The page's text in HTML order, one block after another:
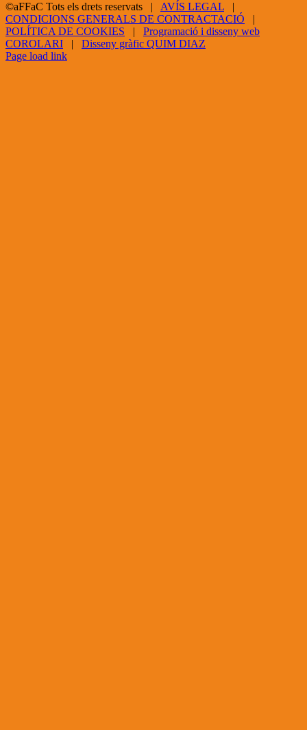
©aFFaC Tots els drets reservats | AVÍS LEGAL |
CONDICIONS GENERALS DE CONTRACTACIÓ |
POLÍTICA DE COOKIES | Programació i disseny web
COROLARI | Disseny gràfic QUIM DIAZ
Facebook
X
YouTube
Page load link